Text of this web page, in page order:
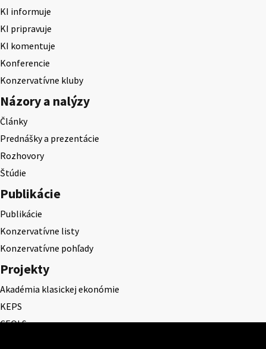
KI informuje
KI pripravuje
KI komentuje
Konferencie
Konzervatívne kluby
Názory a nalýzy
Články
Prednášky a prezentácie
Rozhovory
Štúdie
Publikácie
Publikácie
Konzervatívne listy
Konzervatívne pohľady
Projekty
Akadémia klasickej ekonómie
KEPS
CEQLS